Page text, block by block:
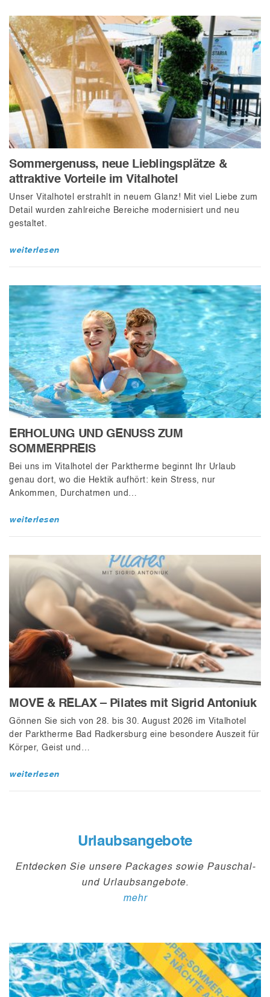
Sommergenuss, neue Lieblingsplätze &
attraktive Vorteile im Vitalhotel
Unser Vitalhotel erstrahlt in neuem Glanz! Mit viel Liebe zum
Detail wurden zahlreiche Bereiche modernisiert und neu
gestaltet.
weiterlesen
ERHOLUNG UND GENUSS ZUM
SOMMERPREIS
Bei uns im Vitalhotel der Parktherme beginnt Ihr Urlaub
genau dort, wo die Hektik aufhört: kein Stress, nur
Ankommen, Durchatmen und…
weiterlesen
MOVE & RELAX – Pilates mit Sigrid Antoniuk
Gönnen Sie sich von 28. bis 30. August 2026 im Vitalhotel
der Parktherme Bad Radkersburg eine besondere Auszeit für
Körper, Geist und…
weiterlesen
Urlaubsangebote
Entdecken Sie unsere Packages sowie Pauschal-
und Urlaubsangebote.
mehr